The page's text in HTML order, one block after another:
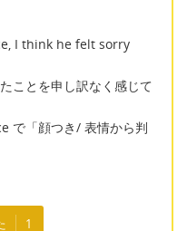
I think he felt sorry
ことを申し訳なく感じて
で「顔つき/ 表情から判
1